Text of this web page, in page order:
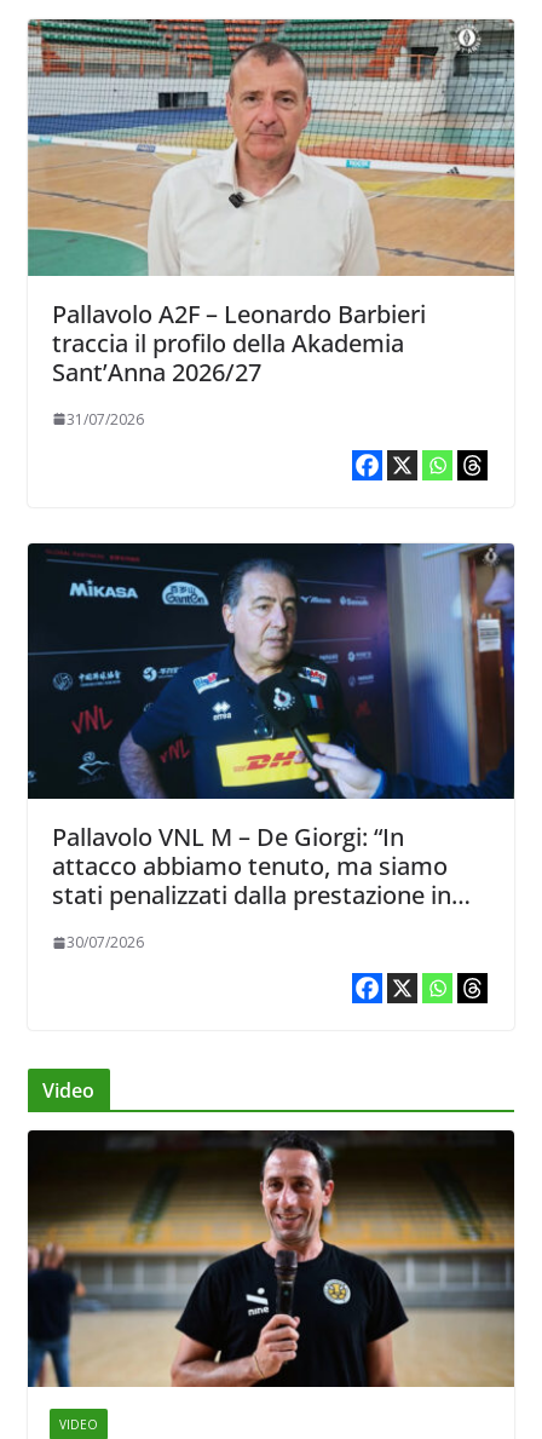
Pallavolo A2F – Leonardo Barbieri
traccia il profilo della Akademia
Sant’Anna 2026/27
31/07/2026
Pallavolo VNL M – De Giorgi: “In
attacco abbiamo tenuto, ma siamo
stati penalizzati dalla prestazione in
30/07/2026
Video
VIDEO